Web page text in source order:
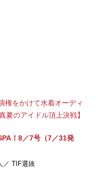
権をかけて水着オーディ
夏のアイドル頂上決戦】
！8／7号（7／31発
／ TIF選抜